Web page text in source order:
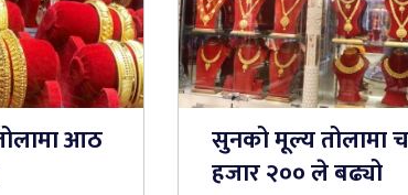
आठ
सुनको मूल्य तोलामा
हजार २०० ले बढ्यो